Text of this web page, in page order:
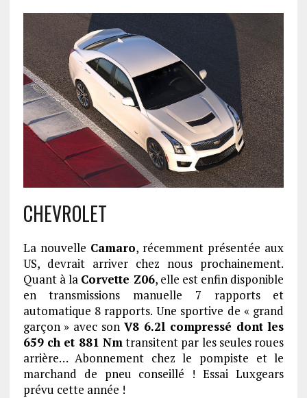
CHEVROLET
La nouvelle Camaro, récemment présentée aux
US, devrait arriver chez nous prochainement.
Quant à la Corvette Z06, elle est enfin disponible
en transmissions manuelle 7 rapports et
automatique 8 rapports. Une sportive de « grand
garçon » avec son V8 6.2l compressé dont les
659 ch et 881 Nmtransitent par les seules roues
arrière… Abonnement chez le pompiste et le
marchand de pneu conseillé ! Essai Luxgears
prévu cette année !